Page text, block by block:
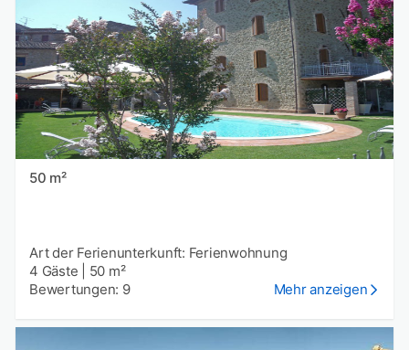
50 m²
Art der Ferienunterkunft: Ferienwohnung
4 Gäste
50 m²
Bewertungen: 9
Mehr anzeigen